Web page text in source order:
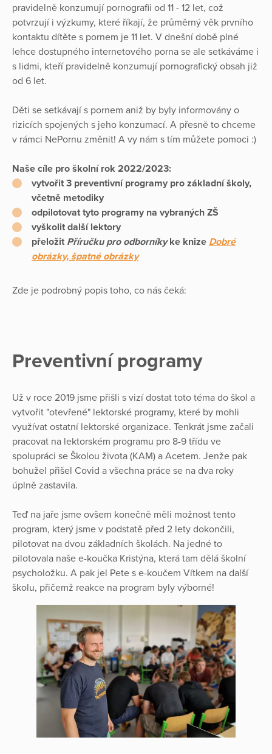
pravidelně konzumují pornografii od 11 - 12 let, což
potvrzují i výzkumy, které říkají, že průměrný věk prvního
kontaktu dítěte s pornem je 11 let. V dnešní době plné
lehce dostupného internetového porna se ale setkáváme i
s lidmi, kteří pravidelně konzumují pornografický obsah již
od 6 let.
Děti se setkávají s pornem aniž by byly informovány o
rizicích spojených s jeho konzumací. A přesně to chceme
v rámci NePornu změnit! A vy nám s tím můžete pomoci :)
Naše cíle pro školní rok 2022/2023:
vytvořit 3 preventivní programy pro základní školy,
včetně metodiky
odpilotovat tyto programy na vybraných ZŠ
vyškolit další lektory
přeložit Příručku pro odborníkyke knize Dobré
obrázky, špatné obrázky
Zde je podrobný popis toho, co nás čeká:
Preventivní programy
Už v roce 2019 jsme přišli s vizí dostat toto téma do škol a
vytvořit "otevřené" lektorské programy, které by mohli
využívat ostatní lektorské organizace. Tenkrát jsme začali
pracovat na lektorském programu pro 8-9 třídu ve
spolupráci se Školou života (KAM) a Acetem. Jenže pak
bohužel přišel Covid a všechna práce se na dva roky
úplně zastavila.
Teď na jaře jsme ovšem konečně měli možnost tento
program, který jsme v podstatě před 2 lety dokončili,
pilotovat na dvou základních školách. Na jedné to
pilotovala naše e-koučka Kristýna, která tam dělá školní
psycholožku. A pak jel Pete s e-koučem Vítkem na další
školu, přičemž reakce na program byly výborné!